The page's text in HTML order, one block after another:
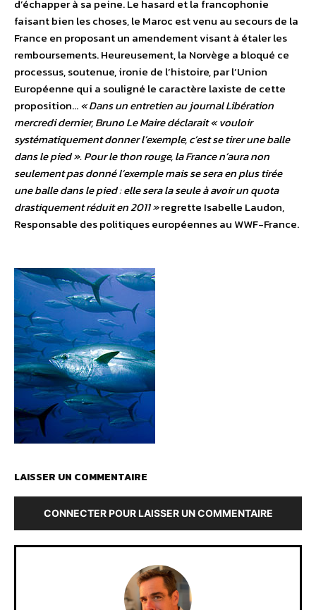
d’échapper à sa peine. Le hasard et la francophonie
faisant bien les choses, le Maroc est venu au secours de la
France en proposant un amendement visant à étaler les
remboursements. Heureusement, la Norvège a bloqué ce
processus, soutenue, ironie de l’histoire, par l’Union
Européenne qui a souligné le caractère laxiste de cette
proposition…« Dans un entretien au journal Libération
mercredi dernier, Bruno Le Maire déclarait « vouloir
systématiquement donner l’exemple, c’est se tirer une balle
dans le pied ». Pour le thon rouge, la France n’aura non
seulement pas donné l’exemple mais se sera en plus tirée
une balle dans le pied : elle sera la seule à avoir un quota
drastiquement réduit en 2011 »regrette Isabelle Laudon,
Responsable des politiques européennes au WWF-France.
LAISSER UN COMMENTAIRE
CONNECTER POUR LAISSER UN COMMENTAIRE